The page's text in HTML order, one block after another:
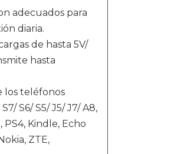
adecuados para
diaria.
de hasta 5V/
hasta
los teléfonos
S6/ S5/ J5/ J7/ A8,
PS4, Kindle, Echo
ZTE,